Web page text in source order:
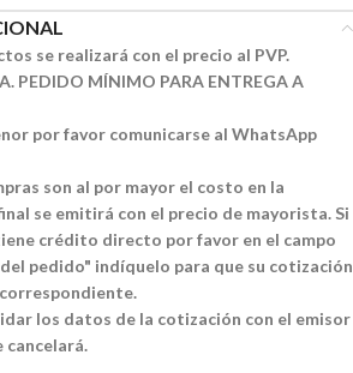
se realizará con el precio al PVP.
PEDIDO MÍNIMO PARA ENTREGA A
por favor comunicarse al WhatsApp
son al por mayor el costo en la
se emitirá con el precio de mayorista. Si
crédito directo por favor en el campo
pedido" indíquelo para que su cotización
los datos de la cotización con el emisor
cancelará.